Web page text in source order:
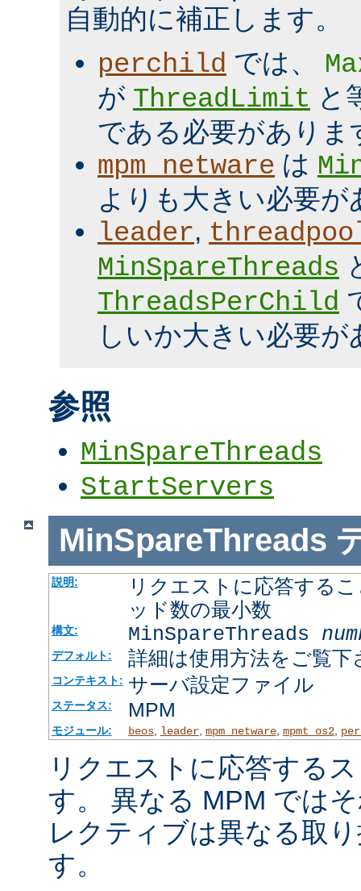
自動的に補正します。
perchild では、
が ThreadLimit と
である必要がありま
mpm_netware は
よりも大きい必要が
leader,
MinSpareThreads
ThreadsPerChild
しいか大きい必要が
参照
MinSpareThreads
StartServers
MinSpareThreads
説明:
リクエストに応答する
ッド数の最小数
構文: MinSpareThreads
デフォルト: 詳細は使用方法をご覧下
コンテキスト: サーバ設定ファイル
ステータス: MPM
モジュール: beos, leader, mpm_netware, mpmt_os2,
リクエストに応答する
す。 異なる MPM では
レクティブは異なる取
す。